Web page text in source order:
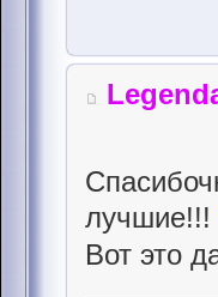
лучшие!!!
Вот это